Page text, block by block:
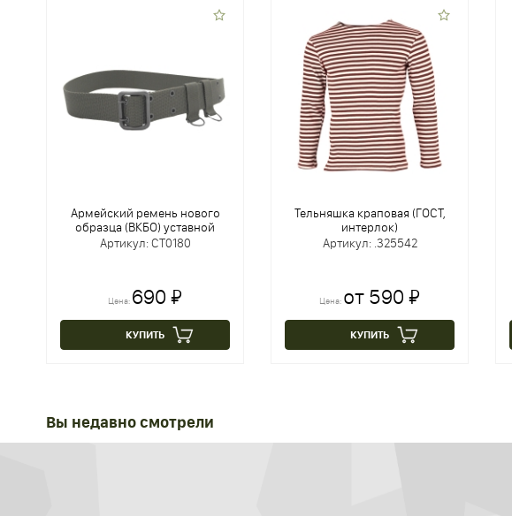
Армейский ремень нового
образца (ВКБО) уставной
Артикул: CT0180
Цена: 690 ₽
КУПИТЬ
Тельняшка краповая (ГОСТ,
интерлок)
Артикул: .325542
Цена: от 590 ₽
КУПИТЬ
Вы недавно смотрели